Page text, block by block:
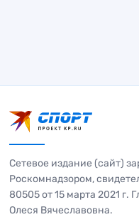
Сетевое издание (сайт)
Роскомнадзором,
80505 от 15 марта 2021 г.
Олеся Вячеславовна.